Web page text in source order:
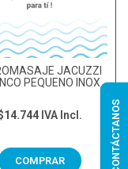
JACUZZI
PEQUENO INOX
IVA Incl.
COMPRAR CONTÁCTANOS